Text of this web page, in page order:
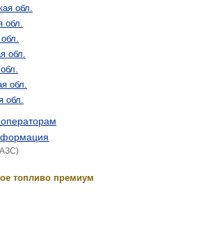
обл.
обл.
обл.
обл.
обл.
топливо премиум